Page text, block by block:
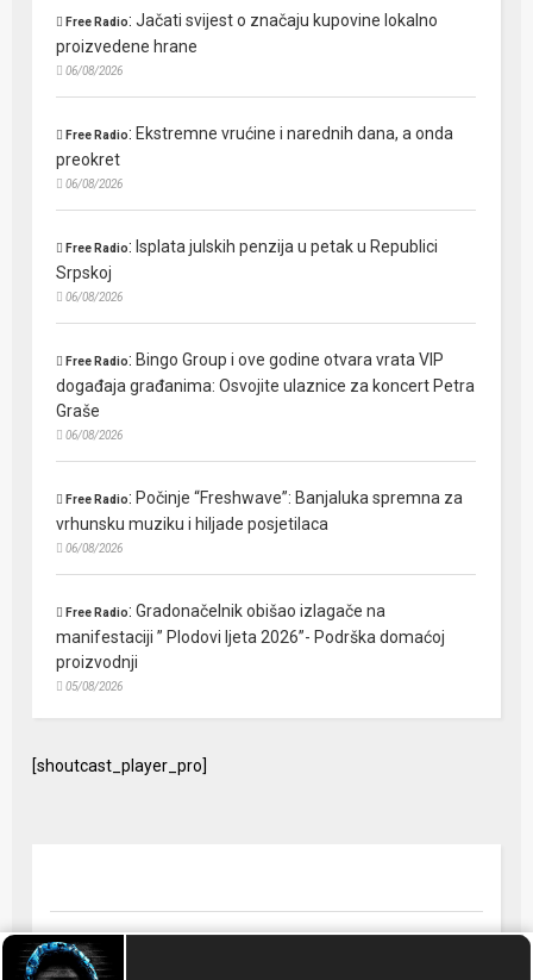
Free Radio:Jačati svijest o značaju kupovine lokalno
proizvedene hrane
06/08/2026
Free Radio: Ekstremne vrućine i narednih dana, a onda
preokret
06/08/2026
Free Radio: Isplata julskih penzija u petak u Republici
Srpskoj
06/08/2026
Free Radio: Bingo Group i ove godine otvara vrata VIP
događaja građanima: Osvojite ulaznice za koncert Petra
Graše
06/08/2026
Free Radio: Počinje “Freshwave”: Banjaluka spremna za
vrhunsku muziku i hiljade posjetilaca
06/08/2026
Free Radio:Gradonačelnik obišao izlagače na
manifestaciji ” Plodovi ljeta 2026”- Podrška domaćoj
proizvodnji
05/08/2026
[shoutcast_player_pro]